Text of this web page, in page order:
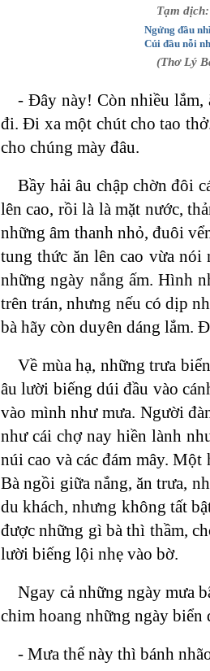
Tạm dịch:
Ngửng đầu
Cúi đầu nỗi
(Thơ Lý
- Đây này! Còn nhiều lắm,
đi. Đi xa một chút cho tao
cho chúng mày đâu.
Bầy hải âu chập chờn đôi
lên cao, rồi là là mặt nước,
những âm thanh nhỏ, đuôi
tung thức ăn lên cao vừa nói
những ngày nắng ấm. Hình
trên trán, nhưng nếu có dịp
bà hãy còn duyên dáng lắm.
Về mùa hạ, những trưa
âu lười biếng dúi đầu vào
vào mình như mưa. Người
như cái chợ nay hiền lành
núi cao và các đám mây.
Bà ngồi giữa nắng, ăn trưa,
du khách, nhưng không tất
được những gì bà thì thầm,
lười biếng lội nhẹ vào bờ.
Ngay cả những ngày mưa
chim hoang những ngày biển
- Mưa thế này thì bánh